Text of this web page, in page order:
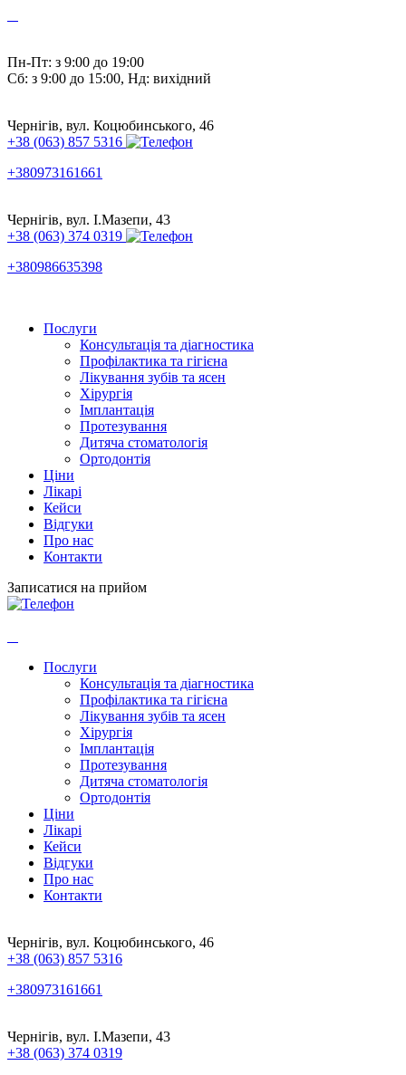
Пн-Пт: з 9:00 до 19:00
Сб: з 9:00 до 15:00, Нд: вихідний
Чернігів, вул. Коцюбинського, 46
+38 (063) 857 5316
+380973161661
Чернігів, вул. І.Мазепи, 43
+38 (063) 374 0319
+380986635398
Послуги
Консультація та діагностика
Профілактика та гігієна
Лікування зубів та ясен
Хірургія
Імплантація
Протезування
Дитяча стоматологія
Ортодонтія
Ціни
Лікарі
Кейси
Відгуки
Про нас
Контакти
Записатися на прийом
Послуги
Консультація та діагностика
Профілактика та гігієна
Лікування зубів та ясен
Хірургія
Імплантація
Протезування
Дитяча стоматологія
Ортодонтія
Ціни
Лікарі
Кейси
Відгуки
Про нас
Контакти
Чернігів, вул. Коцюбинського, 46
+38 (063) 857 5316
+380973161661
Чернігів, вул. І.Мазепи, 43
+38 (063) 374 0319